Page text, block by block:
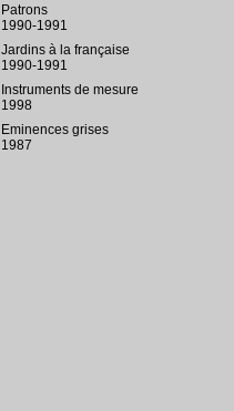
Patrons
1990-1991
Jardins à la française
1990-1991
Instruments de mesure
1998
Eminences grises
1987